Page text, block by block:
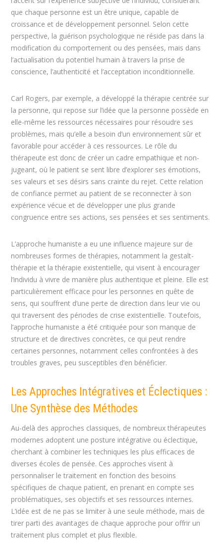
que chaque personne est un être unique, capable de
croissance et de développement personnel. Selon cette
perspective, la guérison psychologique ne réside pas dans la
modification du comportement ou des pensées, mais dans
l’actualisation du potentiel humain à travers la prise de
conscience, l’authenticité et l’acceptation inconditionnelle.
Carl Rogers, par exemple, a développé la thérapie centrée sur
la personne, qui repose sur l’idée que la personne possède en
elle-même les ressources nécessaires pour résoudre ses
problèmes, mais qu’elle a besoin d’un environnement sûr et
favorable pour accéder à ces ressources. Le rôle du
thérapeute est donc de créer un cadre empathique et non-
jugeant, où le patient se sent libre d’explorer ses émotions,
ses valeurs et ses désirs sans crainte du rejet. Cette relation
de confiance permet au patient de se reconnecter à son
expérience vécue et de développer une plus grande
congruence entre ses actions, ses pensées et ses sentiments.
L’approche humaniste a eu une influence majeure sur de
nombreuses formes de thérapies, notamment la gestalt-
thérapie et la thérapie existentielle, qui visent à encourager
l’individu à vivre de manière plus authentique et pleine. Elle est
particulièrement efficace pour les personnes en quête de
sens, qui souffrent d’une perte de direction dans leur vie ou
qui traversent des périodes de crise existentielle. Toutefois,
l’approche humaniste a été critiquée pour son manque de
structure et de directives concrètes, ce qui peut rendre
certaines personnes, notamment celles confrontées à des
troubles graves, peu susceptibles d’en bénéficier.
Les Approches Intégratives et Éclectiques :
Une Synthèse des Méthodes
Au-delà des approches classiques, de nombreux thérapeutes
modernes adoptent une posture intégrative ou éclectique,
cherchant à combiner les techniques les plus efficaces de
diverses écoles de pensée. Ces approches visent à
personnaliser le traitement en fonction des besoins
spécifiques de chaque patient, en prenant en compte ses
problématiques, ses objectifs et ses ressources internes.
L’idée est de ne pas se limiter à une seule méthode, mais de
tirer parti des avantages de chaque approche pour offrir un
traitement plus complet et plus flexible.